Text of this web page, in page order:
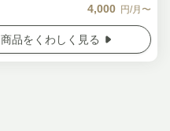
4,000 円/月〜
商品をくわしく見る